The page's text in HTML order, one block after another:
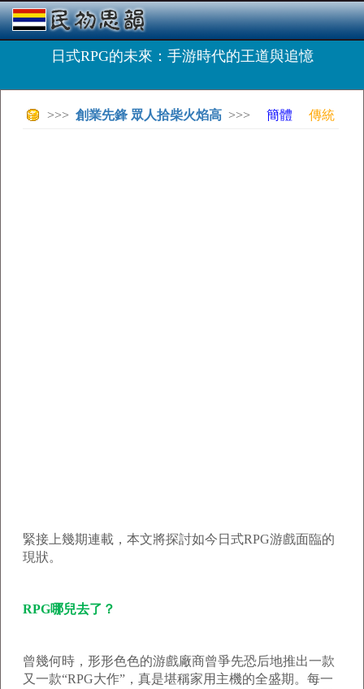
日式RPG的未來：手游時代的王道與追憶
>>> 創業先鋒 眾人拾柴火焰高 >>> 簡體 傳統
緊接上幾期連載，本文將探討如今日式RPG游戲面臨的
現狀。
RPG哪兒去了？
曾幾何時，形形色色的游戲廠商曾爭先恐后地推出一款
又一款“RPG大作”，真是堪稱家用主機的全盛期。每一